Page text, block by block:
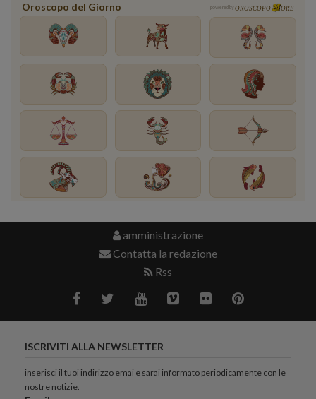
Oroscopo del Giorno powered by OROSCOPO ORE
amministrazione
Contatta la redazione
Rss
ISCRIVITI ALLA NEWSLETTER
inserisci il tuoi indirizzo emai e sarai informato periodicamente con le
nostre notizie.